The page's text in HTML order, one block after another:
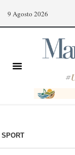
9 Agosto 2026
#
SPORT